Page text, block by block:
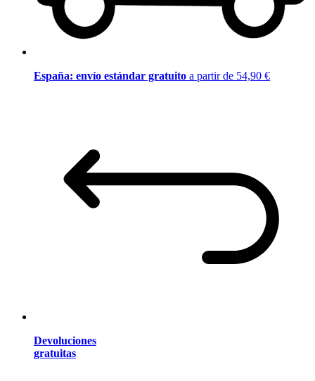
España: envío estándar gratuito a partir de 54,90 €
Devoluciones
gratuitas